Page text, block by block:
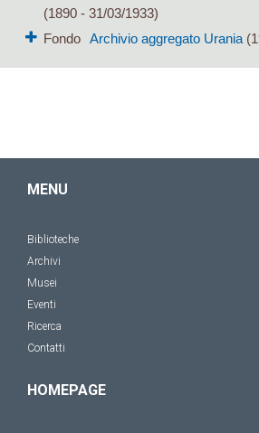
(1890 - 31/03/1933)
Fondo
Archivio aggregato Urania
MENU
Biblioteche
Archivi
Musei
Eventi
Ricerca
Contatti
HOMEPAGE